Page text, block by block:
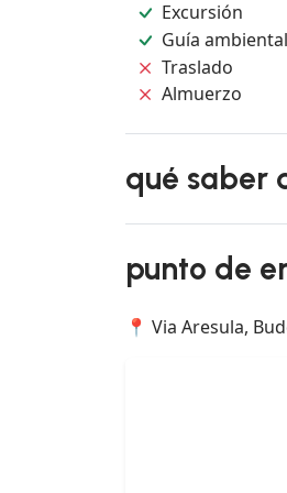
Excursión
Guía
Traslado
Almuerzo
qué saber
punto de
📍 Via Aresula,